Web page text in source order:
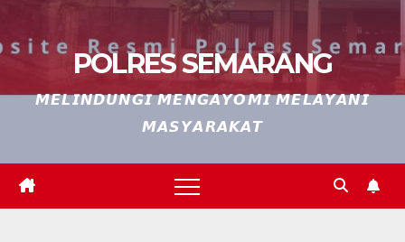
POLRES SEMARANG
𝙈𝙀𝙇𝙄𝙉𝘿𝙐𝙉𝙂𝙄 𝙈𝙀𝙉𝙂𝘼𝙔𝙊𝙈𝙄 𝙈𝙀𝙇𝘼𝙔𝘼𝙉𝙄
𝙈𝘼𝙎𝙔𝘼𝙍𝘼𝙆𝘼𝙏